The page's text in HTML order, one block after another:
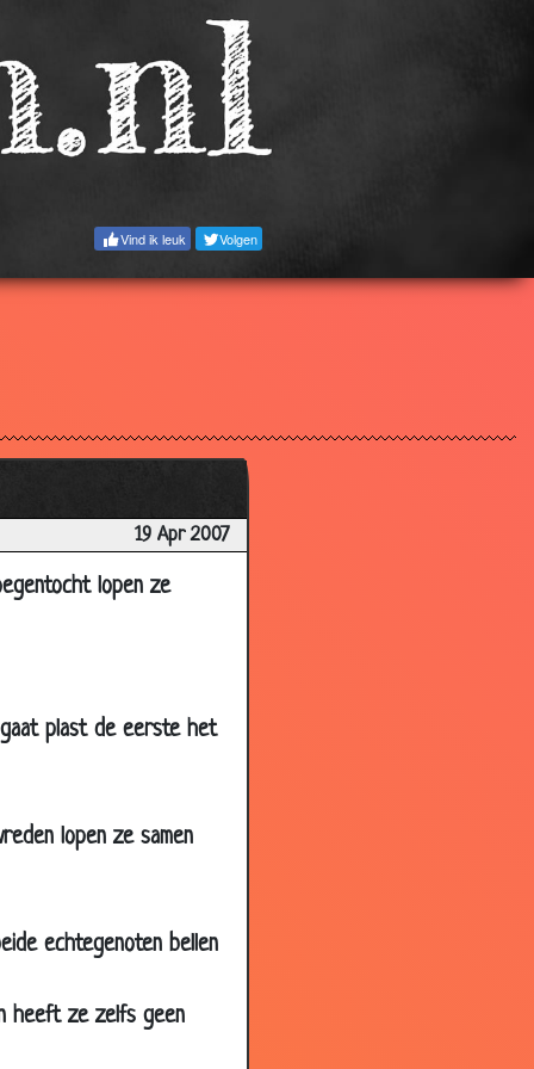
Vind ik leuk Volgen
19 Apr 2007
lopen ze
gaat plast de eerste het
lopen ze samen
echtegenoten bellen
heeft ze zelfs geen
3.11
3.55
3.49
3.61
3.80
3.43
3.04
3.17
2.96
2.89